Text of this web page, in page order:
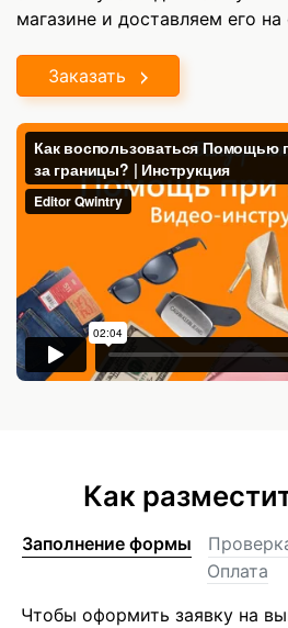
магазине и доставляем его
Заказать
Как
Заполнение формы
Оплата
Чтобы оформить заявку на